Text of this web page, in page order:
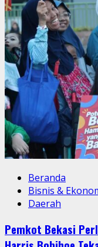
Beranda
Bisnis &
Daerah
Pemkot Bekasi